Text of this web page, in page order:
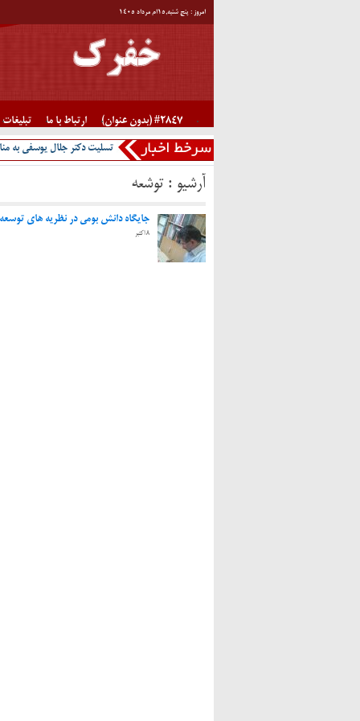
امروز : پنج شنبه,۱۵ام مرداد ۱۴۰۵
#2847 (بدون عنوان) ارتباط با ما تبلیغات
تسلیت دکتر جلال یوسفی به
آرشیو : توشعه
جایگاه دانش بومی در نظریه­ های
8 اکتبر